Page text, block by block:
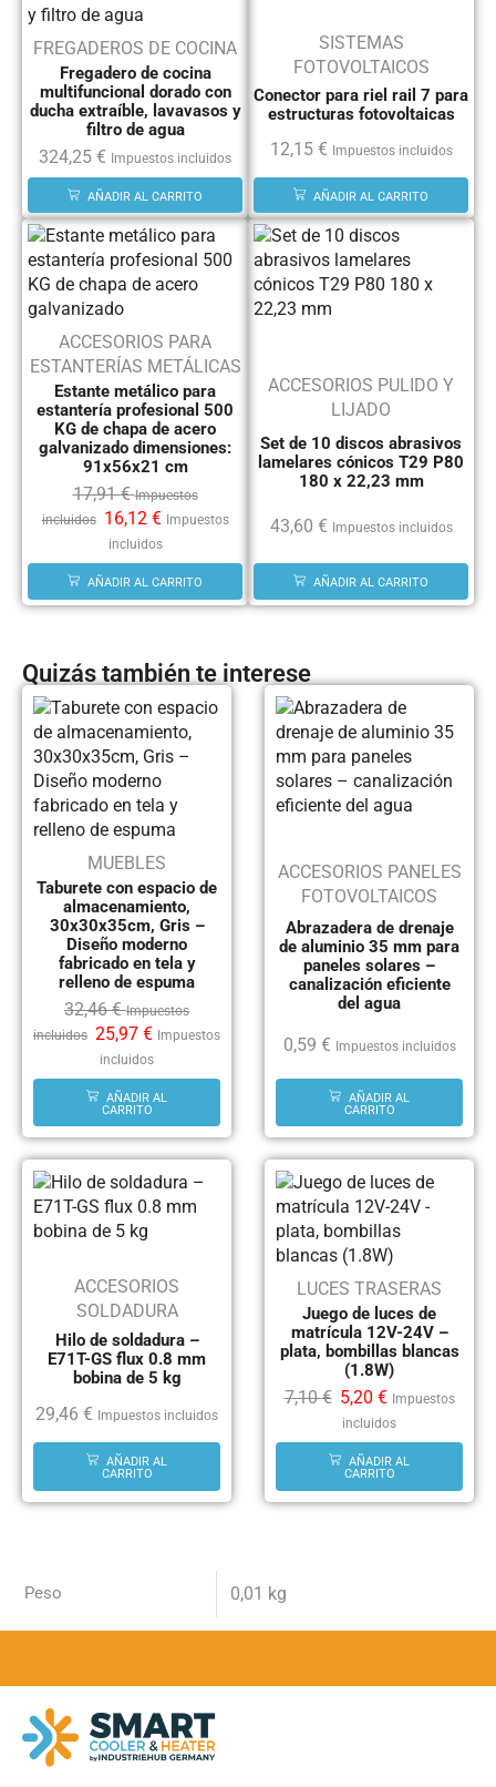
FREGADEROS DE COCINA
Fregadero de cocina
multifuncional dorado con
ducha extraíble, lavavasos y
filtro de agua
324,25 € Impuestos incluidos
AÑADIR AL CARRITO
SISTEMAS
FOTOVOLTAICOS
Conector para riel rail 7 para
estructuras fotovoltaicas
12,15 € Impuestos incluidos
AÑADIR AL CARRITO
ACCESORIOS PARA
ESTANTERÍAS METÁLICAS
Estante metálico para
estantería profesional 500
KG de chapa de acero
galvanizado dimensiones:
91x56x21 cm
17,91€ Impuestos
incluidos
16,12 €
Impuestos
incluidos
AÑADIR AL CARRITO
ACCESORIOS PULIDO Y
LIJADO
Set de 10 discos abrasivos
lamelares cónicos T29 P80
180 x 22,23 mm
43,60 € Impuestos incluidos
AÑADIR AL CARRITO
Quizás también te interese
MUEBLES
Taburete con espacio de
almacenamiento,
30x30x35cm, Gris –
Diseño moderno
fabricado en tela y
relleno de espuma
32,46€ Impuestos
incluidos 25,97 € Impuestos
incluidos
AÑADIR AL
CARRITO
ACCESORIOS PANELES
FOTOVOLTAICOS
Abrazadera de drenaje
de aluminio 35 mm para
paneles solares –
canalización eficiente
del agua
0,59 € Impuestos incluidos
AÑADIR AL
CARRITO
ACCESORIOS
SOLDADURA
Hilo de soldadura –
E71T-GS flux 0.8 mm
bobina de 5 kg
29,46 € Impuestos incluidos
AÑADIR AL
CARRITO
LUCES TRASERAS
Juego de luces de
matrícula 12V-24V –
plata, bombillas blancas
(1.8W)
7,10€ 5,20 €
Impuestos
incluidos
AÑADIR AL
CARRITO
Peso 0,01 kg